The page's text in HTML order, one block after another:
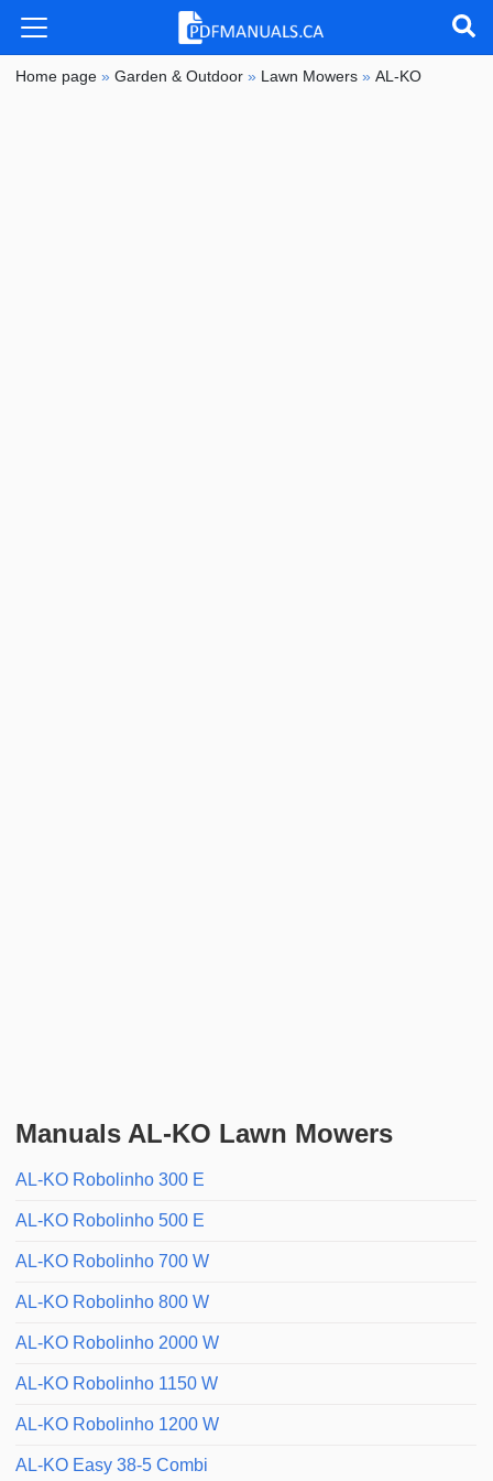
Home page »Garden & Outdoor » Lawn Mowers »AL-KO
Manuals AL-KO Lawn Mowers
AL-KO Robolinho 300 E
AL-KO Robolinho 500 E
AL-KO Robolinho 700 W
AL-KO Robolinho 800 W
AL-KO Robolinho 2000 W
AL-KO Robolinho 1150 W
AL-KO Robolinho 1200 W
AL-KO Easy 38-5 Combi